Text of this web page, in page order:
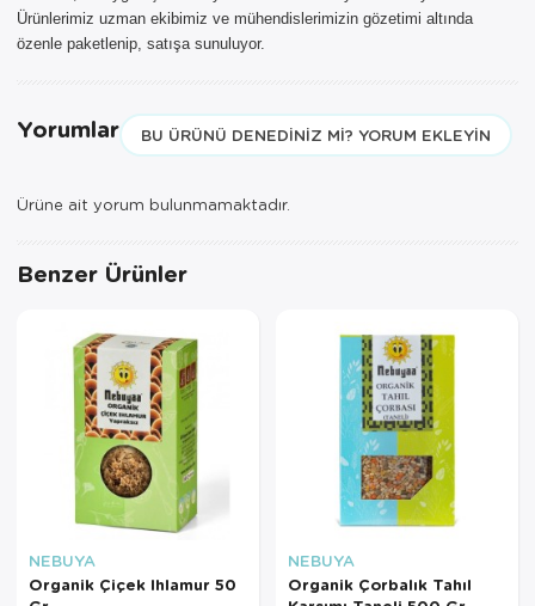
Ürünlerimiz uzman ekibimiz ve mühendislerimizin gözetimi altında
özenle paketlenip, satışa sunuluyor.
Yorumlar BU ÜRÜNÜ DENEDINIZ MI? YORUM EKLEYIN
Ürüne ait yorum bulunmamaktadır.
Benzer Ürünler
NEBUYA
Organik Çiçek Ihlamur 50
NEBUYA
Organik Çorbalık Tahıl
seçemezsiniz. NOT: AYNI GÜN
TESLİMAT hizmeti sadece İSTANBUL